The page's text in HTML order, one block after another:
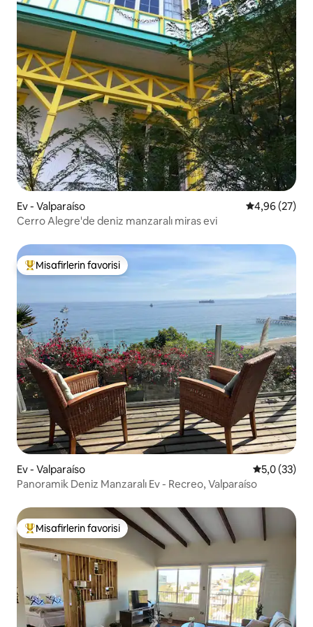
Ev - Valparaíso 5 üzerinden
4,96 (27)
Cerro Alegre'de deniz manzaralı miras evi
Misafirlerin favorilerinden en beğenilenler arasında
Misafirlerin favorisi
Ev - Valparaíso 5 üzerinden
5,0 (33)
Panoramik Deniz Manzaralı Ev - Recreo, Valparaíso
Misafirlerin favorilerinden en beğenilenler arasında
Misafirlerin favorisi